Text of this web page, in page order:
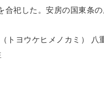
祀した。安房の国東条
トヨウケヒメノカミ）